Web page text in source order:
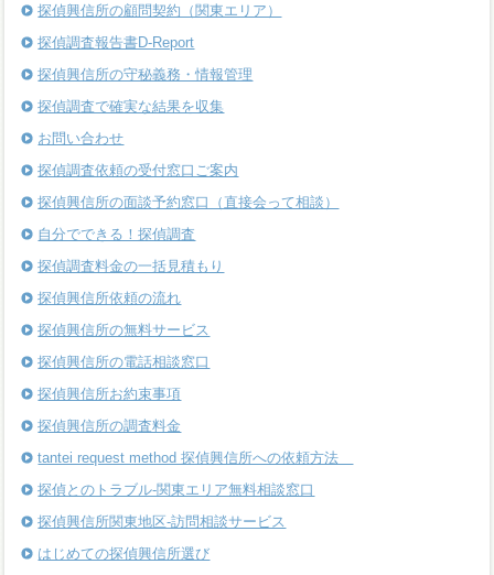
探偵興信所の顧問契約（関東エリア）
探偵調査報告書D-Report
探偵興信所の守秘義務・情報管理
探偵調査で確実な結果を収集
お問い合わせ
探偵調査依頼の受付窓口ご案内
探偵興信所の面談予約窓口（直接会って相談）
自分でできる！探偵調査
探偵調査料金の一括見積もり
探偵興信所依頼の流れ
探偵興信所の無料サービス
探偵興信所の電話相談窓口
探偵興信所お約束事項
探偵興信所の調査料金
tantei request method 探偵興信所への依頼方法
探偵とのトラブル-関東エリア無料相談窓口
探偵興信所関東地区-訪問相談サービス
はじめての探偵興信所選び